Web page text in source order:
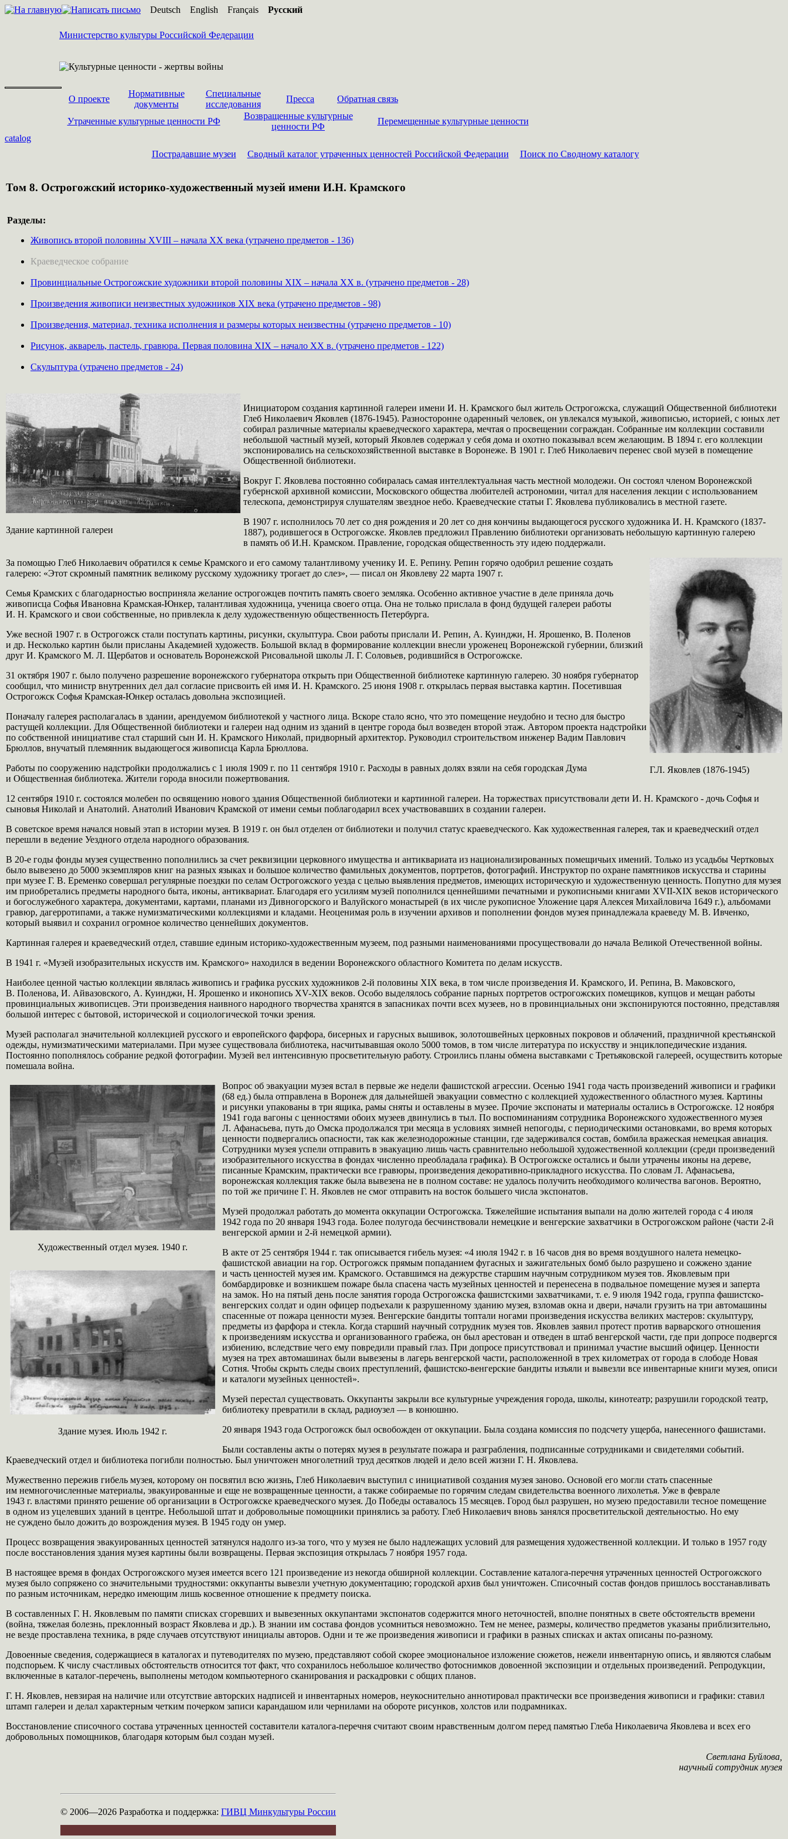
Deutsch English Français Русский
Министерство культуры Российской Федерации
О проекте
Нормативные
документы
Специальные
исследования
Пресса Обратная связь
Утраченные культурные ценности РФ
Возвращенные культурные
ценности РФ
Перемещенные культурные ценности
catalog
Пострадавшие музеи
Cводный каталог утраченных ценностей Российской Федерации Поиск по Сводному каталогу
Том 8. Острогожский историко-художественный музей имени И.Н. Крамского
Разделы:
Живопись второй половины XVIII – начала ХХ века (утрачено предметов - 136)
Краеведческое собрание
Провинциальные Острогожские художники второй половины XIX – начала ХХ в. (утрачено предметов - 28)
Произведения живописи неизвестных художников ХIХ века (утрачено предметов - 98)
Произведения, материал, техника исполнения и размеры которых неизвестны (утрачено предметов - 10)
Рисунок, акварель, пастель, гравюра. Первая половина XIX – начало ХХ в. (утрачено предметов - 122)
Скульптура (утрачено предметов - 24)
Здание картинной галереи
Инициатором создания картинной галереи имени И. Н. Крамского был житель Острогожска, служащий Общественной библиотеки
Глеб Николаевич Яковлев (1876-1945). Разносторонне одаренный человек, он увлекался музыкой, живописью, историей, с юных лет
собирал различные материалы краеведческого характера, мечтая о просвещении сограждан. Собранные им коллекции составили
небольшой частный музей, который Яковлев содержал у себя дома и охотно показывал всем желающим. В 1894 г. его коллекции
экспонировались на сельскохозяйственной выставке в Воронеже. В 1901 г. Глеб Николаевич перенес свой музей в помещение
Общественной библиотеки.
Вокруг Г. Яковлева постоянно собиралась самая интеллектуальная часть местной молодежи. Он состоял членом Воронежской
губернской архивной комиссии, Московского общества любителей астрономии, читал для населения лекции с использованием
телескопа, демонстрируя слушателям звездное небо. Краеведческие статьи Г. Яковлева публиковались в местной газете.
В 1907 г. исполнилось 70 лет со дня рождения и 20 лет со дня кончины выдающегося русского художника И. Н. Крамского (1837-
1887), родившегося в Острогожске. Яковлев предложил Правлению библиотеки организовать небольшую картинную галерею
в память об И.Н. Крамском. Правление, городская общественность эту идею поддержали.
Г.Л. Яковлев (1876-1945)
За помощью Глеб Николаевич обратился к семье Крамского и его самому талантливому ученику И. Е. Репину. Репин горячо одобрил решение создать
галерею: «Этот скромный памятник великому русскому художнику трогает до слез», — писал он Яковлеву 22 марта 1907 г.
Семья Крамских с благодарностью восприняла желание острогожцев почтить память своего земляка. Особенно активное участие в деле приняла дочь
живописца Софья Ивановна Крамская-Юнкер, талантливая художница, ученица своего отца. Она не только прислала в фонд будущей галереи работы
И. Н. Крамского и свои собственные, но привлекла к делу художественную общественность Петербурга.
Уже весной 1907 г. в Острогожск стали поступать картины, рисунки, скульптура. Свои работы прислали И. Репин, А. Куинджи, Н. Ярошенко, В. Поленов
и др. Несколько картин были присланы Академией художеств. Большой вклад в формирование коллекции внесли уроженец Воронежской губернии, близкий
друг И. Крамского М. Л. Щербатов и основатель Воронежской Рисовальной школы Л. Г. Соловьев, родившийся в Острогожске.
31 октября 1907 г. было получено разрешение воронежского губернатора открыть при Общественной библиотеке картинную галерею. 30 ноября губернатор
сообщил, что министр внутренних дел дал согласие присвоить ей имя И. Н. Крамского. 25 июня 1908 г. открылась первая выставка картин. Посетившая
Острогожск Софья Крамская-Юнкер осталась довольна экспозицией.
Поначалу галерея располагалась в здании, арендуемом библиотекой у частного лица. Вскоре стало ясно, что это помещение неудобно и тесно для быстро
растущей коллекции. Для Общественной библиотеки и галереи над одним из зданий в центре города был возведен второй этаж. Автором проекта надстройки
по собственной инициативе стал старший сын И. Н. Крамского Николай, придворный архитектор. Руководил строительством инженер Вадим Павлович
Брюллов, внучатый племянник выдающегося живописца Карла Брюллова.
Работы по сооружению надстройки продолжались с 1 июля 1909 г. по 11 сентября 1910 г. Расходы в равных долях взяли на себя городская Дума
и Общественная библиотека. Жители города вносили пожертвования.
12 сентября 1910 г. состоялся молебен по освящению нового здания Общественной библиотеки и картинной галереи. На торжествах присутствовали дети И. Н. Крамского - дочь Софья и
сыновья Николай и Анатолий. Анатолий Иванович Крамской от имени семьи поблагодарил всех участвовавших в создании галереи.
В советское время начался новый этап в истории музея. В 1919 г. он был отделен от библиотеки и получил статус краеведческого. Как художественная галерея, так и краеведческий отдел
перешли в ведение Уездного отдела народного образования.
В 20-е годы фонды музея существенно пополнились за счет реквизиции церковного имущества и антиквариата из национализированных помещичьих имений. Только из усадьбы Чертковых
было вывезено до 5000 экземпляров книг на разных языках и большое количество фамильных документов, портретов, фотографий. Инструктор по охране памятников искусства и старины
при музее Г. В. Еременко совершал регулярные поездки по селам Острогожского уезда с целью выявления предметов, имеющих историческую и художественную ценность. Попутно для музея
им приобретались предметы народного быта, иконы, антиквариат. Благодаря его усилиям музей пополнился ценнейшими печатными и рукописными книгами XVII-XIX веков исторического
и богослужебного характера, документами, картами, планами из Дивногорского и Валуйского монастырей (в их числе рукописное Уложение царя Алексея Михайловича 1649 г.), альбомами
гравюр, дагерротипами, а также нумизматическими коллекциями и кладами. Неоценимая роль в изучении архивов и пополнении фондов музея принадлежала краеведу М. В. Ивченко,
который выявил и сохранил огромное количество ценнейших документов.
Картинная галерея и краеведческий отдел, ставшие единым историко-художественным музеем, под разными наименованиями просуществовали до начала Великой Отечественной войны.
В 1941 г. «Музей изобразительных искусств им. Крамского» находился в ведении Воронежского областного Комитета по делам искусств.
Наиболее ценной частью коллекции являлась живопись и графика русских художников 2-й половины XIX века, в том числе произведения И. Крамского, И. Репина, В. Маковского,
В. Поленова, И. Айвазовского, А. Куинджи, Н. Ярошенко и иконопись XV-XIX веков. Особо выделялось собрание парных портретов острогожских помещиков, купцов и мещан работы
провинциальных живописцев. Эти произведения наивного народного творчества хранятся в запасниках почти всех музеев, но в провинциальных они экспонируются постоянно, представляя
большой интерес с бытовой, исторической и социологической точки зрения.
Музей располагал значительной коллекцией русского и европейского фарфора, бисерных и гарусных вышивок, золотошвейных церковных покровов и облачений, праздничной крестьянской
одежды, нумизматическими материалами. При музее существовала библиотека, насчитывавшая около 5000 томов, в том числе литература по искусству и энциклопедические издания.
Постоянно пополнялось собрание редкой фотографии. Музей вел интенсивную просветительную работу. Строились планы обмена выставками с Третьяковской галереей, осуществить которые
помешала война.
Художественный отдел музея. 1940 г.
Здание музея. Июль 1942 г.
Вопрос об эвакуации музея встал в первые же недели фашистской агрессии. Осенью 1941 года часть произведений живописи и графики
(68 ед.) была отправлена в Воронеж для дальнейшей эвакуации совместно с коллекцией художественного областного музея. Картины
и рисунки упакованы в три ящика, рамы сняты и оставлены в музее. Прочие экспонаты и материалы остались в Острогожске. 12 ноября
1941 года вагоны с ценностями обоих музеев двинулись в тыл. По воспоминаниям сотрудника Воронежского художественного музея
Л. Афанасьева, путь до Омска продолжался три месяца в условиях зимней непогоды, с периодическими остановками, во время которых
ценности подвергались опасности, так как железнодорожные станции, где задерживался состав, бомбила вражеская немецкая авиация.
Сотрудники музея успели отправить в эвакуацию лишь часть сравнительно небольшой художественной коллекции (среди произведений
изобразительного искусства в фондах численно преобладала графика). В Острогожске остались и были утрачены иконы на дереве,
писанные Крамским, практически все гравюры, произведения декоративно-прикладного искусства. По словам Л. Афанасьева,
воронежская коллекция также была вывезена не в полном составе: не удалось получить необходимого количества вагонов. Вероятно,
по той же причине Г. Н. Яковлев не смог отправить на восток большего числа экспонатов.
Музей продолжал работать до момента оккупации Острогожска. Тяжелейшие испытания выпали на долю жителей города с 4 июля
1942 года по 20 января 1943 года. Более полугода бесчинствовали немецкие и венгерские захватчики в Острогожском районе (части 2-й
венгерской армии и 2-й немецкой армии).
В акте от 25 сентября 1944 г. так описывается гибель музея: «4 июля 1942 г. в 16 часов дня во время воздушного налета немецко-
фашистской авиации на гор. Острогожск прямым попаданием фугасных и зажигательных бомб было разрушено и сожжено здание
и часть ценностей музея им. Крамского. Оставшимся на дежурстве старшим научным сотрудником музея тов. Яковлевым при
бомбардировке и возникшем пожаре была спасена часть музейных ценностей и перенесена в подвальное помещение музея и заперта
на замок. Но на пятый день после занятия города Острогожска фашистскими захватчиками, т. е. 9 июля 1942 года, группа фашистско-
венгерских солдат и один офицер подъехали к разрушенному зданию музея, взломав окна и двери, начали грузить на три автомашины
спасенные от пожара ценности музея. Венгерские бандиты топтали ногами произведения искусства великих мастеров: скульптуру,
предметы из фарфора и стекла. Когда старший научный сотрудник музея тов. Яковлев заявил протест против варварского отношения
к произведениям искусства и организованного грабежа, он был арестован и отведен в штаб венгерской части, где при допросе подвергся
избиению, вследствие чего ему повредили правый глаз. При допросе присутствовал и принимал участие высший офицер. Ценности
музея на трех автомашинах были вывезены в лагерь венгерской части, расположенной в трех километрах от города в слободе Новая
Сотня. Чтобы скрыть следы своих преступлений, фашистско-венгерские бандиты изъяли и вывезли все инвентарные книги музея, описи
и каталоги музейных ценностей».
Музей перестал существовать. Оккупанты закрыли все культурные учреждения города, школы, кинотеатр; разрушили городской театр,
библиотеку превратили в склад, радиоузел — в конюшню.
20 января 1943 года Острогожск был освобожден от оккупации. Была создана комиссия по подсчету ущерба, нанесенного фашистами.
Были составлены акты о потерях музея в результате пожара и разграбления, подписанные сотрудниками и свидетелями событий.
Краеведческий отдел и библиотека погибли полностью. Был уничтожен многолетний труд десятков людей и дело всей жизни Г. Н. Яковлева.
Мужественно пережив гибель музея, которому он посвятил всю жизнь, Глеб Николаевич выступил с инициативой создания музея заново. Основой его могли стать спасенные
им немногочисленные материалы, эвакуированные и еще не возвращенные ценности, а также собираемые по горячим следам свидетельства военного лихолетья. Уже в феврале
1943 г. властями принято решение об организации в Острогожске краеведческого музея. До Победы оставалось 15 месяцев. Город был разрушен, но музею предоставили тесное помещение
в одном из уцелевших зданий в центре. Небольшой штат и добровольные помощники принялись за работу. Глеб Николаевич вновь занялся просветительской деятельностью. Но ему
не суждено было дожить до возрождения музея. В 1945 году он умер.
Процесс возвращения эвакуированных ценностей затянулся надолго из-за того, что у музея не было надлежащих условий для размещения художественной коллекции. И только в 1957 году
после восстановления здания музея картины были возвращены. Первая экспозиция открылась 7 ноября 1957 года.
В настоящее время в фондах Острогожского музея имеется всего 121 произведение из некогда обширной коллекции. Составление каталога-перечня утраченных ценностей Острогожского
музея было сопряжено со значительными трудностями: оккупанты вывезли учетную документацию; городской архив был уничтожен. Списочный состав фондов пришлось восстанавливать
по разным источникам, нередко имеющим лишь косвенное отношение к предмету поиска.
В составленных Г. Н. Яковлевым по памяти списках сгоревших и вывезенных оккупантами экспонатов содержится много неточностей, вполне понятных в свете обстоятельств времени
(война, тяжелая болезнь, преклонный возраст Яковлева и др.). В знании им состава фондов усомниться невозможно. Тем не менее, размеры, количество предметов указаны приблизительно,
не везде проставлена техника, в ряде случаев отсутствуют инициалы авторов. Одни и те же произведения живописи и графики в разных списках и актах описаны по-разному.
Довоенные сведения, содержащиеся в каталогах и путеводителях по музею, представляют собой скорее эмоциональное изложение сюжетов, нежели инвентарную опись, и являются слабым
подспорьем. К числу счастливых обстоятельств относится тот факт, что сохранилось небольшое количество фотоснимков довоенной экспозиции и отдельных произведений. Репродукции,
включенные в каталог-перечень, выполнены методом компьютерного сканирования и раскадровки с общих планов.
Г. Н. Яковлев, невзирая на наличие или отсутствие авторских надписей и инвентарных номеров, неукоснительно аннотировал практически все произведения живописи и графики: ставил
штамп галереи и делал характерным четким почерком записи карандашом или чернилами на обороте рисунков, холстов или подрамниках.
Восстановление списочного состава утраченных ценностей составители каталога-перечня считают своим нравственным долгом перед памятью Глеба Николаевича Яковлева и всех его
добровольных помощников, благодаря которым был создан музей.
Светлана Буйлова,
научный сотрудник музея
© 2006—2026 Разработка и поддержка: ГИВЦ Минкультуры России